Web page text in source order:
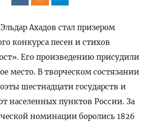
Ахадов стал призером
конкурса песен и стихов
Его произведению присудили
место. В творческом состязании
шестнадцати государств и
населенных пунктов России. За
номинации боролись 1826